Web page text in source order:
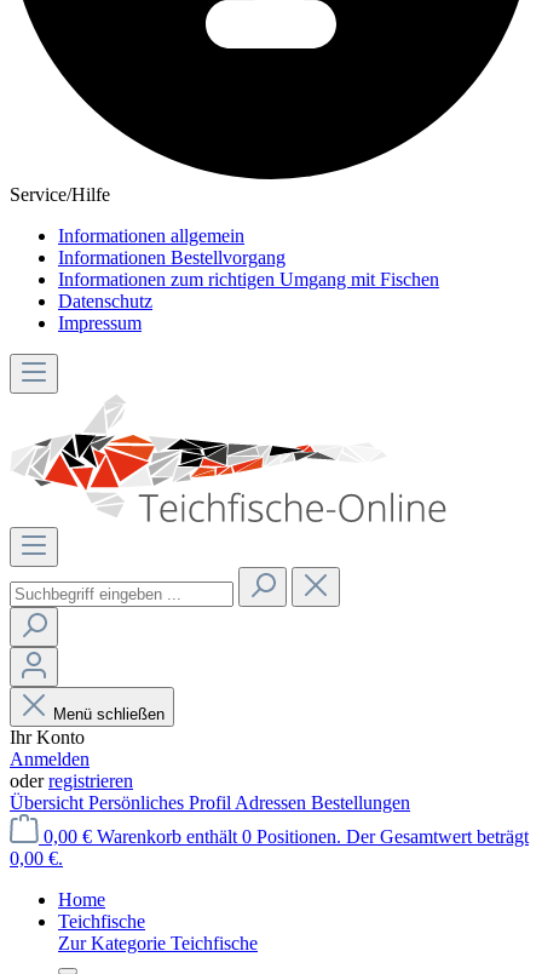
Service/Hilfe
Informationen allgemein
Informationen Bestellvorgang
Informationen zum richtigen Umgang mit Fischen
Datenschutz
Impressum
Menü schließen
Ihr Konto
Anmelden
oderregistrieren
Übersicht Persönliches Profil Adressen Bestellungen
0,00 € Warenkorb enthält 0 Positionen. Der Gesamtwert beträgt
0,00 €.
Home
Teichfische
Zur Kategorie Teichfische